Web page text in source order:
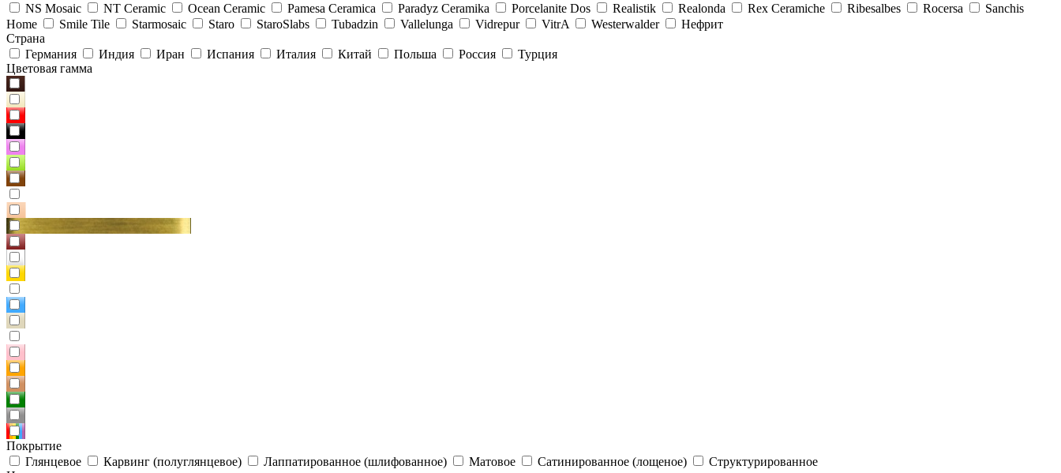
NS Mosaic
NT Ceramic Ocean Ceramic Pamesa Ceramica Paradyz Сeramika Porcelanite Dos Realistik Realonda Rex Ceramiche Ribesalbes Rocersa
Sanchis
Home
Smile Tile Starmosaic Staro StaroSlabs Tubadzin Vallelunga Vidrepur VitrA Westerwalder
Нефрит
Страна
Германия
Индия Иран Испания Италия Китай Польша Россия
Турция
Цветовая гамма
Покрытие
Глянцевое
Карвинг (полуглянцевое) Лаппатированное (шлифованное) Матовое Сатинированное (лощеное)
Структурированное